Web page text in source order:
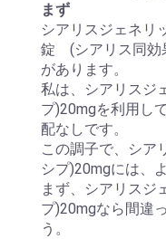
まず
シアリスジェネリ
錠 (シアリス同効
があります。
私は、シアリスジ
プ)20mgを利用し
配なしです。
この調子で、シア
シプ)20mgには、
まず、シアリスジ
プ)20mgなら間違
う。